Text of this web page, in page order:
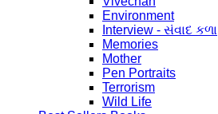
Environment
Interview - સંવાદ કળા
Memories
Mother
Pen Portraits
Terrorism
Wild Life